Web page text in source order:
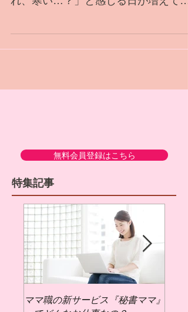
体調を崩しやすい時期。 とくに子ども
は、 『今日からできる、家族のあった
元からポカポカ！スリッパ＆靴下をチ
ェンジ まずは手軽に始められる足元の
衣替え。 夏のままのスリッパや薄手の
靴下、まだ使っていませんか？ ふわふ
わ素材のルームシューズや裏起毛ソッ
クスに変えるだけで、 足先の冷えがぐ
んとラクに。 子どもには“滑りにくい
イプ”が安心です◎ ★ 朝の温活習慣で 1
無料会員登録はこちら
特集記事
ママ職の新サービス『秘書ママ』